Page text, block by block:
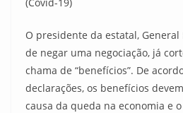
O presidente da estatal, General
de negar uma negociação, já
chama de “benefícios”. De
declarações, os benefícios
causa da queda na economia e